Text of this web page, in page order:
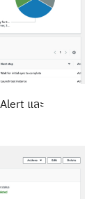
และ